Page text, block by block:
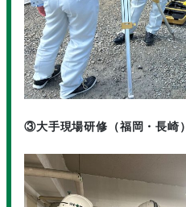
③大手現場研修（福岡・長崎）